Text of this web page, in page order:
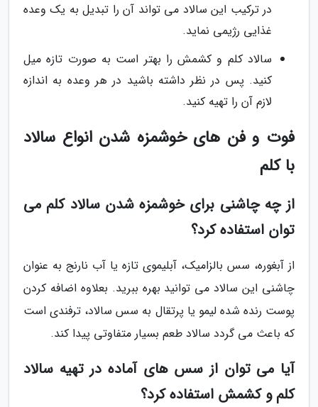
در ترکیب این سالاد می تواند آن را تبدیل به یک وعده
غذایی رژیمی نماید.
سالاد کلم و کشمش را بهتر است به صورت تازه میل
کنید. پس در نظر داشته باشید در هر وعده به اندازه
لازم آن را تهیه کنید.
فوت و فن های خوشمزه شدن انواع سالاد
با کلم
از چه چاشنی برای خوشمزه شدن سالاد کلم می
توان استفاده کرد؟
از آبغوره، سس بالزامیک، آبلیموی تازه یا آب نارنج به عنوان
چاشنی این سالاد می توانید بهره ببرید. بعلاوه اضافه کردن
پوست رنده شده لیمو یا پرتقال به سس سالاد، ترفندی است
که باعث می گردد سالاد طعم بسیار متفاوتی پیدا کند.
آیا می توان از سس های آماده در تهیه سالاد
کلم و کشمش استفاده کرد؟